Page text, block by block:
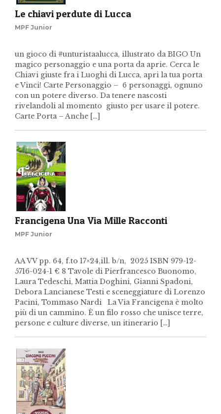
Le chiavi perdute di Lucca
MPF Junior
un gioco di #unturistaalucca, illustrato da BIGO Un
magico personaggio e una porta da aprie. Cerca le
Chiavi giuste fra i Luoghi di Lucca, apri la tua porta
e Vinci! Carte Personaggio – 6 personaggi, ognuno
con un potere diverso. Da tenere nascosti
rivelandoli al momento giusto per usare il potere.
Carte Porta – Anche […]
Francigena Una Via Mille Racconti
MPF Junior
AA VV pp. 64, f.to 17×24,ill. b/n, 2025 ISBN 979-12-
5716-024-1 € 8 Tavole di Pierfrancesco Buonomo,
Laura Tedeschi, Mattia Doghini, Gianni Spadoni,
Debora Lancianese Testi e sceneggiature di Lorenzo
Pacini, Tommaso Nardi La Via Francigena è molto
più di un cammino. È un filo rosso che unisce terre,
persone e culture diverse, un itinerario […]